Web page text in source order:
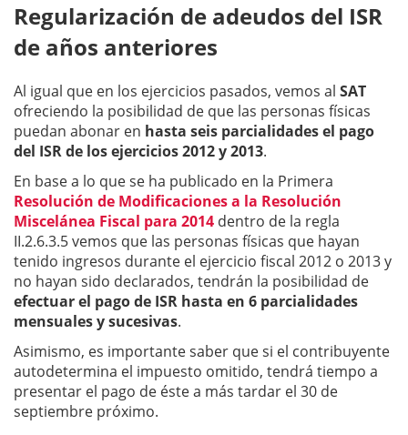
Regularización de adeudos del ISR
de años anteriores
Al igual que en los ejercicios pasados, vemos al SAT
ofreciendo la posibilidad de que las personas físicas
puedan abonar en hasta seis parcialidades el pago
del ISR de los ejercicios 2012 y 2013.
En base a lo que se ha publicado en la Primera
Resolución de Modificaciones a la Resolución
Miscelánea Fiscal para 2014 dentro de la regla
II.2.6.3.5 vemos que las personas físicas que hayan
tenido ingresos durante el ejercicio fiscal 2012 o 2013 y
no hayan sido declarados, tendrán la posibilidad de
efectuar el pago de ISR hasta en 6 parcialidades
mensuales y sucesivas.
Asimismo, es importante saber que si el contribuyente
autodetermina el impuesto omitido, tendrá tiempo a
presentar el pago de éste a más tardar el 30 de
septiembre próximo.